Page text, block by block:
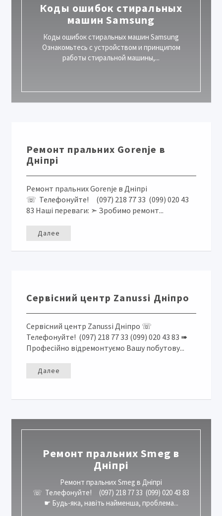
Коды ошибок стиральных
машин Samsung
Коды ошибок стиральных машин Samsung
Ознакомьтесь с устройством и принципом
работы стиральной машины,...
Ремонт пральних Gorenje в
Дніпрі
Ремонт пральних Gorenje в Дніпрі
☏ Телефонуйте! (097) 218 77 33 (099) 020 43
83 Наші переваги: ➣ Зробимо ремонт...
Далее
Сервісний центр Zanussi Дніпро
Сервісний центр Zanussi Дніпро ☏
Телефонуйте! (097) 218 77 33 (099) 020 43 83 ➠
Професійно відремонтуємо Вашу побутову...
Далее
Ремонт пральних Smeg в
Дніпрі
Ремонт пральних Smeg в Дніпрі
☏ Телефонуйте! (097) 218 77 33 (099) 020 43 83
☛ Будь-яка, навіть найменша, проблема...